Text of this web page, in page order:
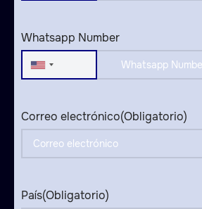
Whatsapp Number
United
Correo electrónico(Obligatorio)
País(Obligatorio)